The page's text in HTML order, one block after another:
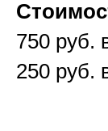
750 руб.
250 руб.